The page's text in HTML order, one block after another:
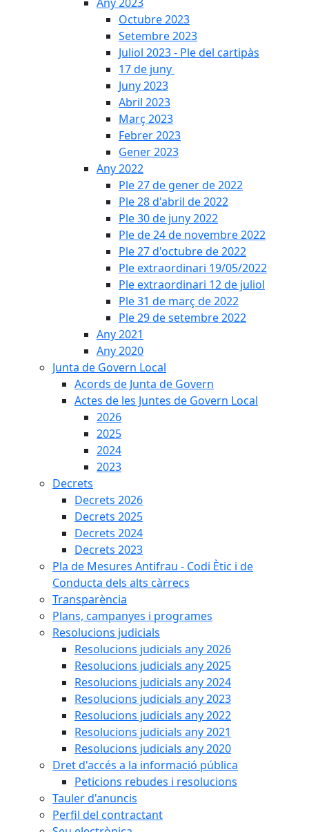
Octubre 2023
Setembre 2023
Juliol 2023 - Ple del cartipàs
17 de juny
Juny 2023
Abril 2023
Març 2023
Febrer 2023
Gener 2023
Any 2022
Ple 27 de gener de 2022
Ple 28 d'abril de 2022
Ple 30 de juny 2022
Ple de 24 de novembre 2022
Ple 27 d'octubre de 2022
Ple extraordinari 19/05/2022
Ple extraordinari 12 de juliol
Ple 31 de març de 2022
Ple 29 de setembre 2022
Any 2021
Any 2020
Junta de Govern Local
Acords de Junta de Govern
Actes de les Juntes de Govern Local
2026
2025
2024
2023
Decrets
Decrets 2026
Decrets 2025
Decrets 2024
Decrets 2023
Pla de Mesures Antifrau - Codi Ètic i de
Conducta dels alts càrrecs
Transparència
Plans, campanyes i programes
Resolucions judicials
Resolucions judicials any 2026
Resolucions judicials any 2025
Resolucions judicials any 2024
Resolucions judicials any 2023
Resolucions judicials any 2022
Resolucions judicials any 2021
Resolucions judicials any 2020
Dret d'accés a la informació pública
Peticions rebudes i resolucions
Tauler d'anuncis
Perfil del contractant